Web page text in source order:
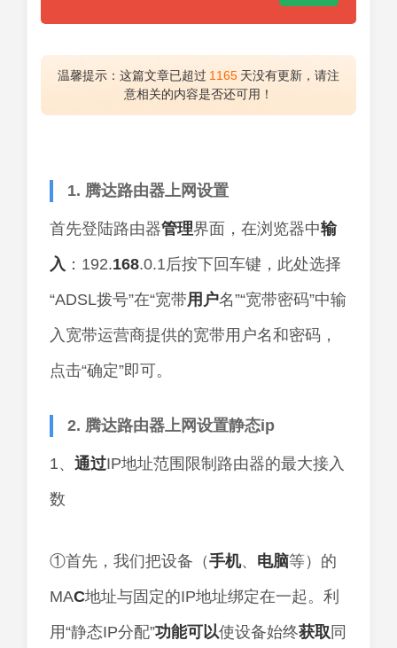
温馨提示：这篇文章已超过 1165 天没有更新，请注
意相关的内容是否还可用！
1. 腾达路由器上网设置
首先登陆路由器管理界面，在浏览器中输
入 ：192.168.0.1后按下回车键，此处选择
“ADSL拨号”在“宽带用户名”“宽带密码”中输
入宽带运营商提供的宽带用户名和密码，
点击“确定”即可。
2. 腾达路由器上网设置静态ip
1、 通过IP地址范围限制路由器的最大接入
数
①首先，我们把设备（手机、 电脑等）的
MAC地址与固定的IP地址绑定在一起。利
用“静态IP分配”功能可以使设备始终获取 同